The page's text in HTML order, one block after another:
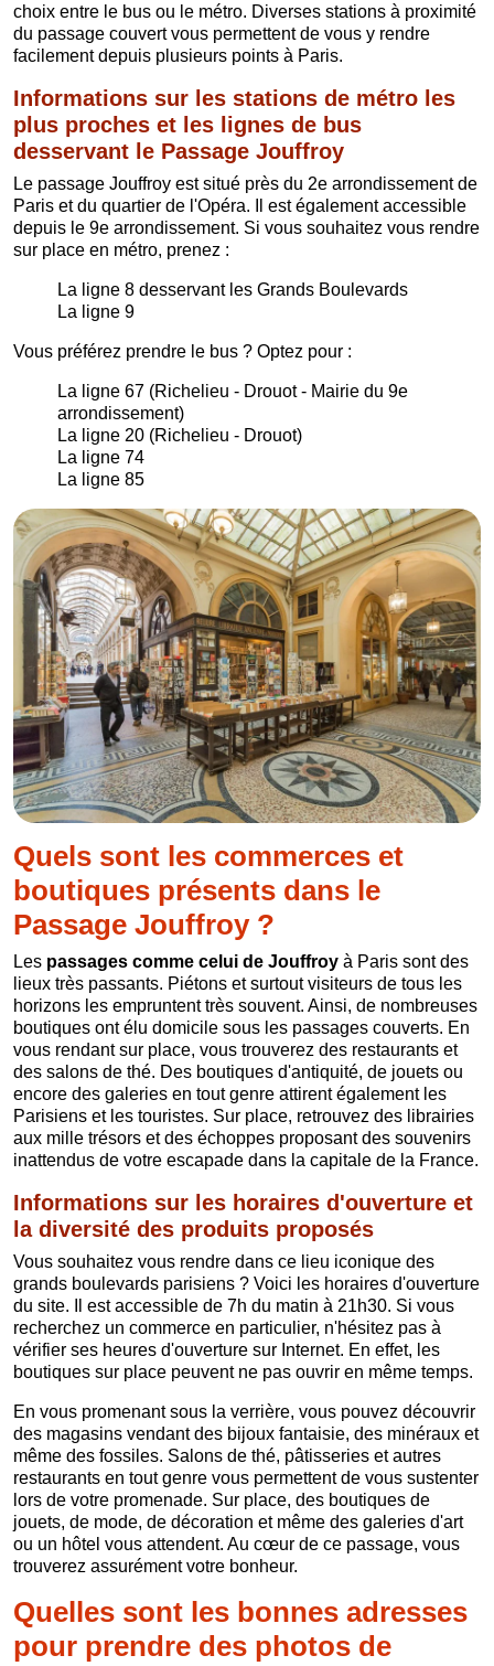
choix entre le bus ou le métro. Diverses stations à proximité
du passage couvert vous permettent de vous y rendre
facilement depuis plusieurs points à Paris.
Informations sur les stations de métro les
plus proches et les lignes de bus
desservant le Passage Jouffroy
Le passage Jouffroy est situé près du 2e arrondissement de
Paris et du quartier de l'Opéra. Il est également accessible
depuis le 9e arrondissement. Si vous souhaitez vous rendre
sur place en métro, prenez :
La ligne 8 desservant les Grands Boulevards
La ligne 9
Vous préférez prendre le bus ? Optez pour :
La ligne 67 (Richelieu - Drouot - Mairie du 9e
arrondissement)
La ligne 20 (Richelieu - Drouot)
La ligne 74
La ligne 85
Quels sont les commerces et
boutiques présents dans le
Passage Jouffroy ?
Les passages comme celui de Jouffroy à Paris sont des
lieux très passants. Piétons et surtout visiteurs de tous les
horizons les empruntent très souvent. Ainsi, de nombreuses
boutiques ont élu domicile sous les passages couverts. En
vous rendant sur place, vous trouverez des restaurants et
des salons de thé. Des boutiques d'antiquité, de jouets ou
encore des galeries en tout genre attirent également les
Parisiens et les touristes. Sur place, retrouvez des librairies
aux mille trésors et des échoppes proposant des souvenirs
inattendus de votre escapade dans la capitale de la France.
Informations sur les horaires d'ouverture et
la diversité des produits proposés
Vous souhaitez vous rendre dans ce lieu iconique des
grands boulevards parisiens ? Voici les horaires d'ouverture
du site. Il est accessible de 7h du matin à 21h30. Si vous
recherchez un commerce en particulier, n'hésitez pas à
vérifier ses heures d'ouverture sur Internet. En effet, les
boutiques sur place peuvent ne pas ouvrir en même temps.
En vous promenant sous la verrière, vous pouvez découvrir
des magasins vendant des bijoux fantaisie, des minéraux et
même des fossiles. Salons de thé, pâtisseries et autres
restaurants en tout genre vous permettent de vous sustenter
lors de votre promenade. Sur place, des boutiques de
jouets, de mode, de décoration et même des galeries d'art
ou un hôtel vous attendent. Au cœur de ce passage, vous
trouverez assurément votre bonheur.
Quelles sont les bonnes adresses
pour prendre des photos de